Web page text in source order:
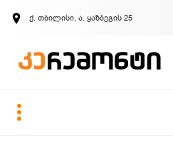
ქ. თბილისი, ა. ყაზბეგის 25
ზარის მოთხოვნა